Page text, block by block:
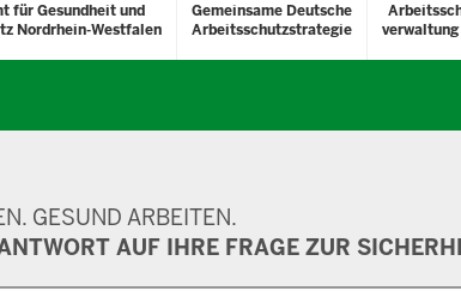
für Gesundheit und
Nordrhein-Westfalen
Gemeinsame Deutsche
Arbeitsschutzstrategie
verwaltung
GESUND ARBEITEN.
AUF IHRE FRAGE ZUR